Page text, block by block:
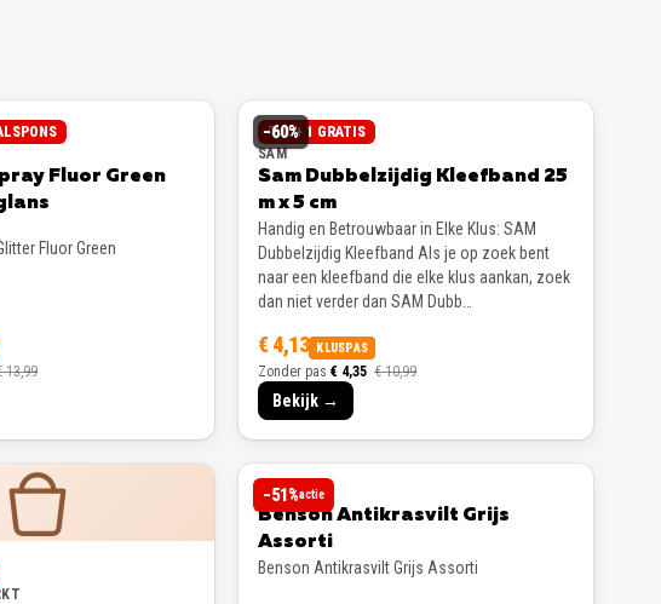
Fluor Green
Fluor Green
13,99
−60%
1 + 1 GRATIS
SAM
Sam Dubbelzijdig Kleefband 25
m x 5 cm
Handig en Betrouwbaar in Elke Klus: SAM
Dubbelzijdig Kleefband Als je op zoek bent
naar een kleefband die elke klus aankan, zoek
dan niet verder dan SAM Dubb…
€ 4,13 KLUSPAS
Zonder pas € 4,35 € 10,99
Bekijk →
−51%actie
BENSON
Benson Antikrasvilt Grijs
Assorti
Benson Antikrasvilt Grijs Assorti